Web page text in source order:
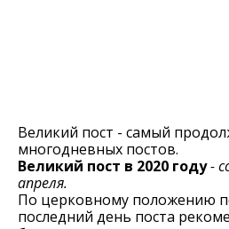
Великий пост - самый
многодневных постов.
Великий пост в 2020 году-
апреля.
По церковному положению
последний день поста